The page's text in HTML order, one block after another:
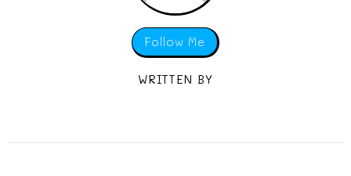
Follow Me
WRITTEN BY